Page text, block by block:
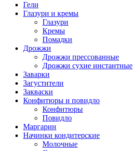
Гели
Глазури и кремы
Глазури
Кремы
Помадки
Дрожжи
Дрожжи прессованные
Дрожжи сухие инстантные
Заварки
Загустители
Закваски
Конфитюры и повидло
Конфитюры
Повидло
Маргарин
Начинки кондитерские
Молочные